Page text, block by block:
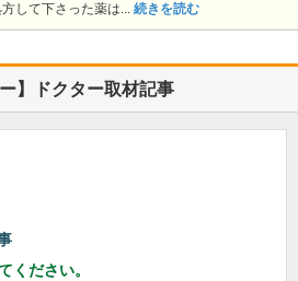
して下さった薬は... 続きを読む
】ドクター取材記事
ください。